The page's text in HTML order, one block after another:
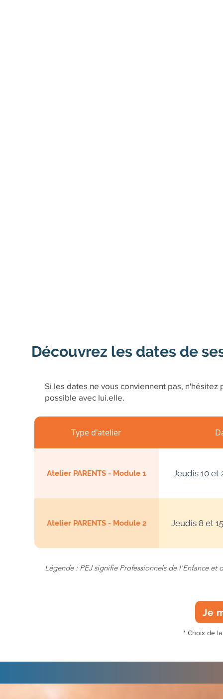
Découvrez les dates de
Si les dates ne vous conviennent pas,
possible avec lui.elle.
Type d'atelier
Atelier PARENTS - Module 1 Jeudis 10 et
Atelier PARENTS - Module 2 Jeudis 8 et
Légende : PEJ signifie Professionnels de l'Enfance et
Je
* Choix de